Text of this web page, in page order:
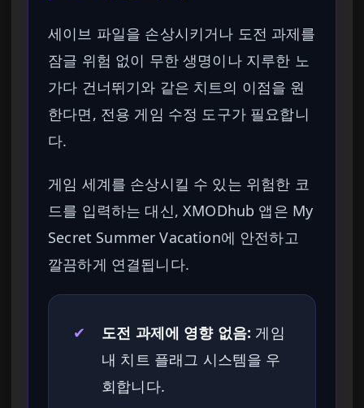
세이브 파일을 손상시키거나 도전 과제를
잠글 위험 없이 무한 생명이나 지루한 노
가다 건너뛰기와 같은 치트의 이점을 원
한다면, 전용 게임 수정 도구가 필요합니
다.
게임 세계를 손상시킬 수 있는 위험한 코
드를 입력하는 대신, XMODhub 앱은 My
Secret Summer Vacation에 안전하고
깔끔하게 연결됩니다.
✔ 도전 과제에 영향 없음: 게임
내 치트 플래그 시스템을 우
회합니다.